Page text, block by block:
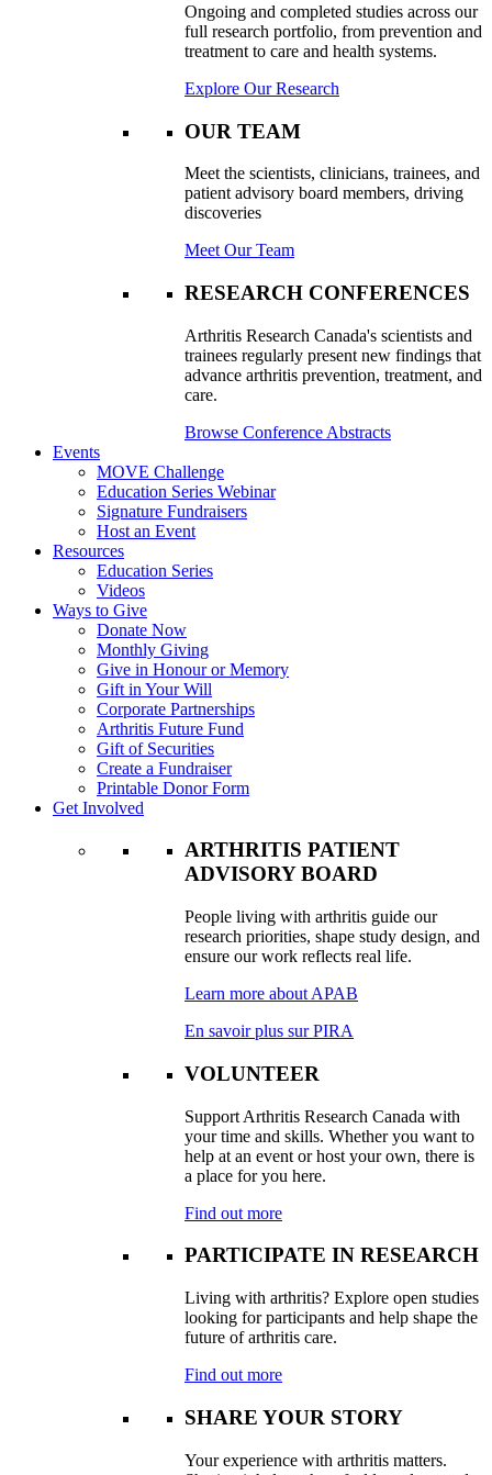
Ongoing and completed studies across our
full research portfolio, from prevention and
treatment to care and health systems.
Explore Our Research
OUR TEAM
Meet the scientists, clinicians, trainees, and
patient advisory board members, driving
discoveries
Meet Our Team
RESEARCH CONFERENCES
Arthritis Research Canada's scientists and
trainees regularly present new findings that
advance arthritis prevention, treatment, and
care.
Browse Conference Abstracts
Events
MOVE Challenge
Education Series Webinar
Signature Fundraisers
Host an Event
Resources
Education Series
Videos
Ways to Give
Donate Now
Monthly Giving
Give in Honour or Memory
Gift in Your Will
Corporate Partnerships
Arthritis Future Fund
Gift of Securities
Create a Fundraiser
Printable Donor Form
Get Involved
ARTHRITIS PATIENT
ADVISORY BOARD
People living with arthritis guide our
research priorities, shape study design, and
ensure our work reflects real life.
Learn more about APAB
En savoir plus sur PIRA
VOLUNTEER
Support Arthritis Research Canada with
your time and skills. Whether you want to
help at an event or host your own, there is
a place for you here.
Find out more
PARTICIPATE IN RESEARCH
Living with arthritis? Explore open studies
looking for participants and help shape the
future of arthritis care.
Find out more
SHARE YOUR STORY
Your experience with arthritis matters.